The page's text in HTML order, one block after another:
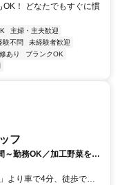
！ どなたでもすぐに慣
主婦・主夫歓迎
験不問
未経験者歓迎
あり
ブランクOK
フ
～勤務OK／加工野菜をお